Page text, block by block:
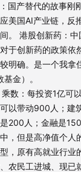
频道，它是一个
新制作的时事
节目《犬生活》
的临别闲聊局》
，我正在好好运营
国产替代的故事刚
美国AI产业链，反
。 港股创新药：
于创新药的政策依
明确。是一个我拿
金）。
数：每投资1亿可
以带动900人；
200人；金融是
，但是高净值个人
，原有高就业行业
农民工进城、现已